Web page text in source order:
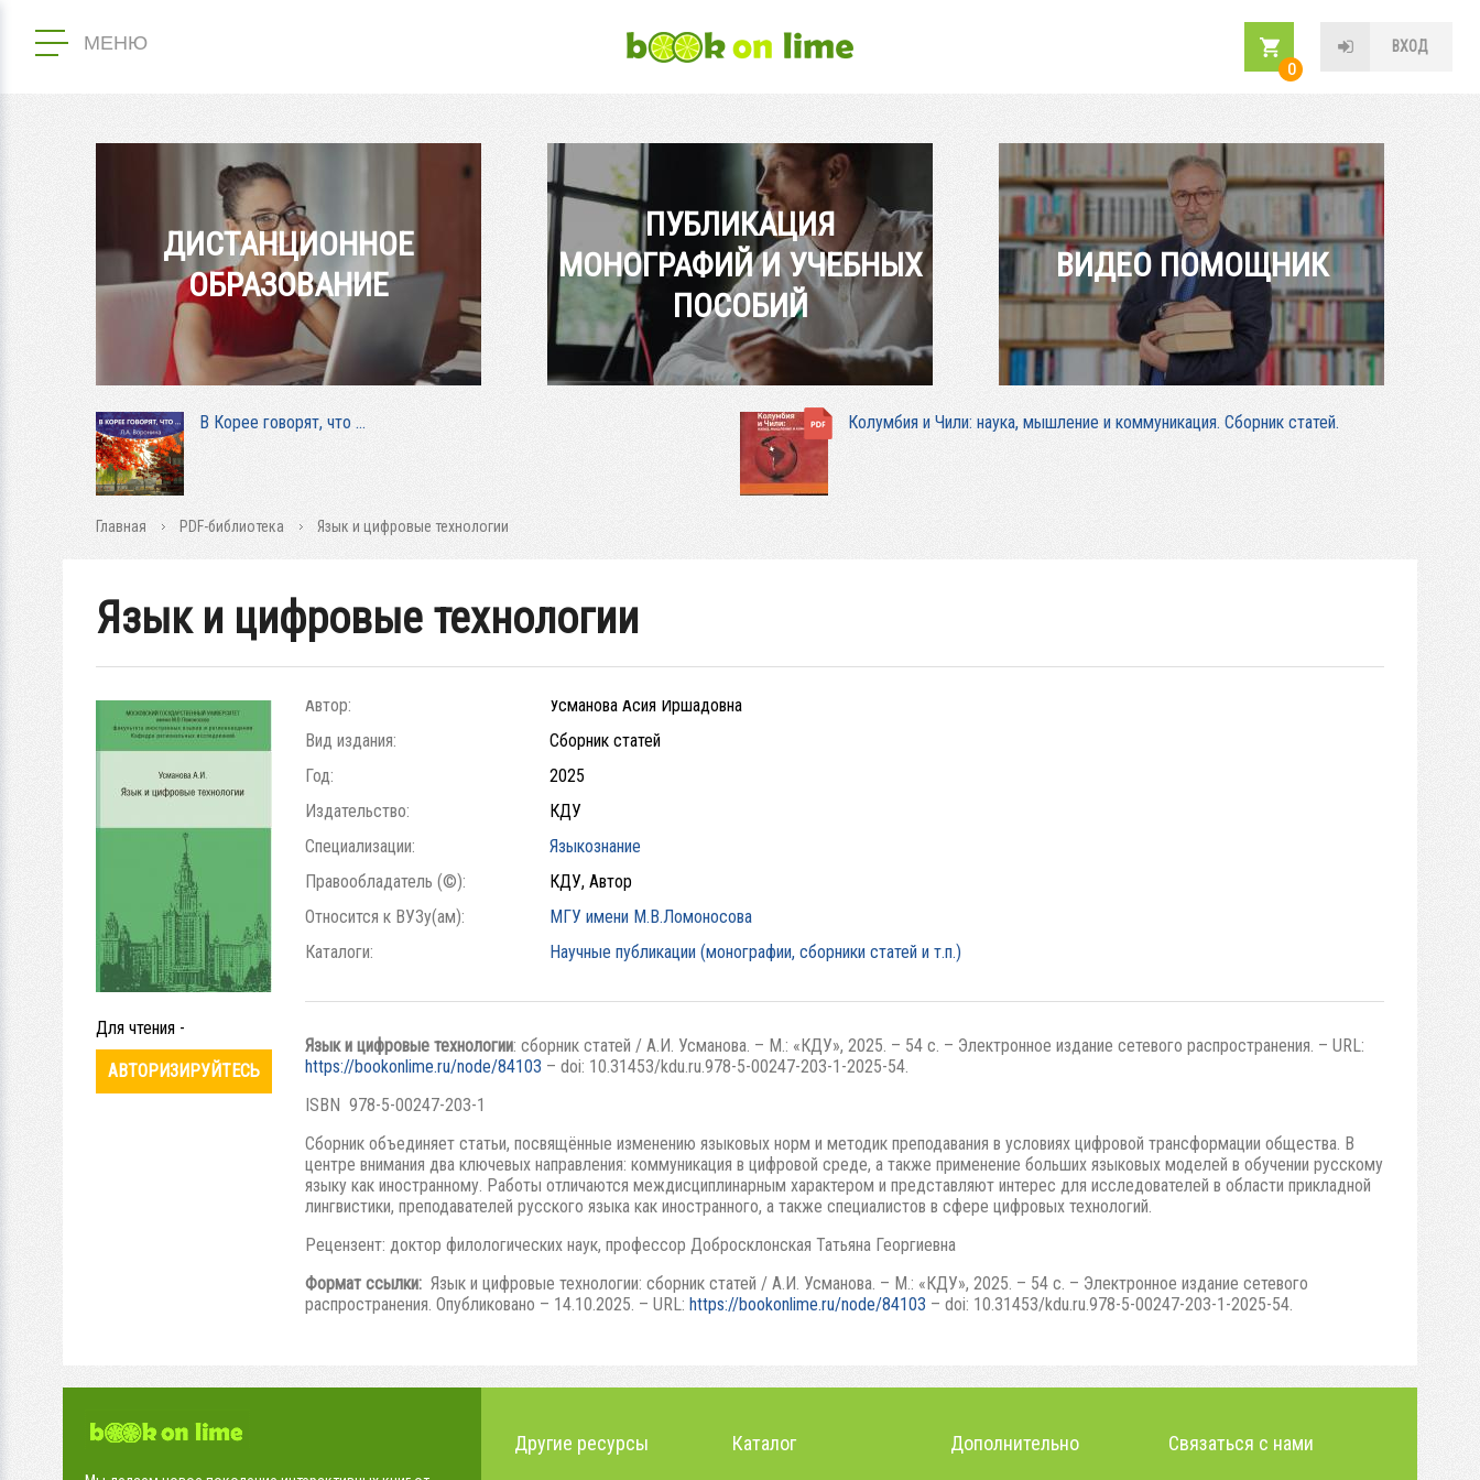
МЕНЮ
ВХОД
0
ДИСТАНЦИОННОЕ
ОБРАЗОВАНИЕ
ПУБЛИКАЦИЯ
МОНОГРАФИЙ И УЧЕБНЫХ
ПОСОБИЙ
ВИДЕО ПОМОЩНИК
В Корее говорят, что … Колумбия и Чили: наука, мышление и коммуникация. Сборник статей.
Главная PDF-библиотека Язык и цифровые технологии
Язык и цифровые технологии
Для чтения -
АВТОРИЗИРУЙТЕСЬ
Автор:
Усманова Асия Иршадовна
Вид издания:
Сборник статей
Год:
2025
Издательство:
КДУ
Специализации:
Языкознание
Правообладатель (©):
КДУ, Автор
Относится к ВУЗу(ам):
МГУ имени М.В.Ломоносова
Каталоги:
Научные публикации (монографии, сборники статей и т.п.)
Язык и цифровые технологии: сборник статей / А.И. Усманова. – М.: «КДУ», 2025. – 54 с. – Электронное издание сетевого распространения. – URL:
https://bookonlime.ru/node/84103 – doi: 10.31453/kdu.ru.978-5-00247-203-1-2025-54.
ISBN 978-5-00247-203-1
Сборник объединяет статьи, посвящённые изменению языковых норм и методик преподавания в условиях цифровой трансформации общества. В
центре внимания два ключевых направления: коммуникация в цифровой среде, а также применение больших языковых моделей в обучении русскому
языку как иностранному. Работы отличаются междисциплинарным характером и представляют интерес для исследователей в области прикладной
лингвистики, преподавателей русского языка как иностранного, а также специалистов в сфере цифровых технологий.
Рецензент: доктор филологических наук, профессор Добросклонская Татьяна Георгиевна
Формат ссылки: Язык и цифровые технологии: сборник статей / А.И. Усманова. – М.: «КДУ», 2025. – 54 с. – Электронное издание сетевого
распространения. Опубликовано – 14.10.2025. – URL: https://bookonlime.ru/node/84103 – doi: 10.31453/kdu.ru.978-5-00247-203-1-2025-54.
Другие ресурсы Каталог Дополнительно Связаться с нами